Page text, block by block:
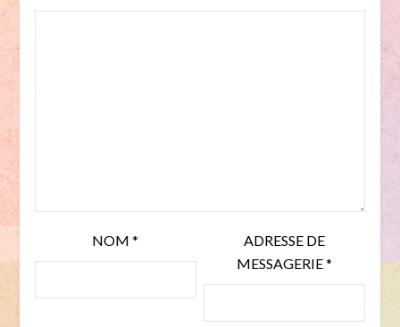
NOM*
ADRESSE DE
MESSAGERIE*